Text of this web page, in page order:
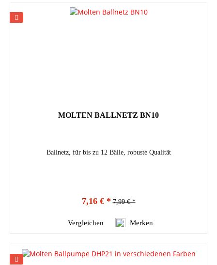
MOLTEN BALLNETZ BN10
Ballnetz, für bis zu 12 Bälle, robuste Qualität
7,16 € * 7,99 € *
Vergleichen Merken